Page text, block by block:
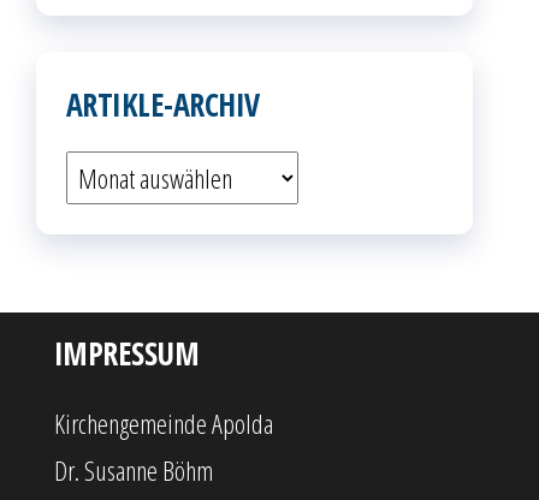
ARTIKLE-ARCHIV
Artikle-
IMPRESSUM
Kirchengemeinde Apolda
Dr. Susanne Böhm